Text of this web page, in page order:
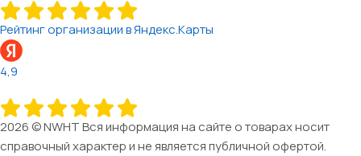
Рейтинг организации в Яндекс.Карты
4,9
2026 © NWHT Вся информация на сайте о товарах носит
справочный характер и не является публичной офертой.